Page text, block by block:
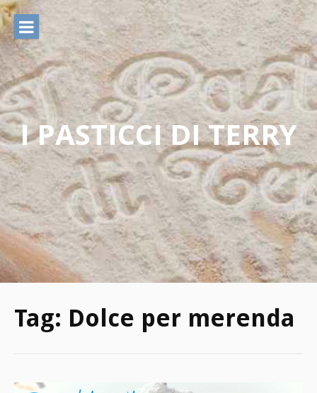
Vai
al
contenuto
I PASTICCI DI TERRY
Tag: Dolce per merenda